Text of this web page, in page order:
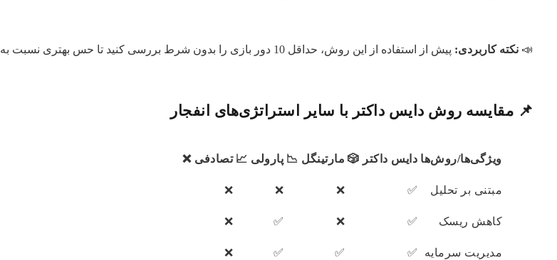
📣 نکته کاربردی: پیش از استفاده از این روش، حداقل 10 دور بازی را بدون شرط بررسی کنید تا حس بهتری نسبت به روند ضرایب پیدا کنید.
📌 مقایسه روش دایس داکتر با سایر استراتژی‌های انفجار
ویژگی‌ها/روش‌ها دایس داکتر 🎲 مارتینگل 📉 پارولی 📈 تصادفی ❌
مبتنی بر تحلیل ✅
❌
❌
❌
کاهش ریسک ✅
❌
✅
❌
مدیریت سرمایه ✅
✅
✅
❌